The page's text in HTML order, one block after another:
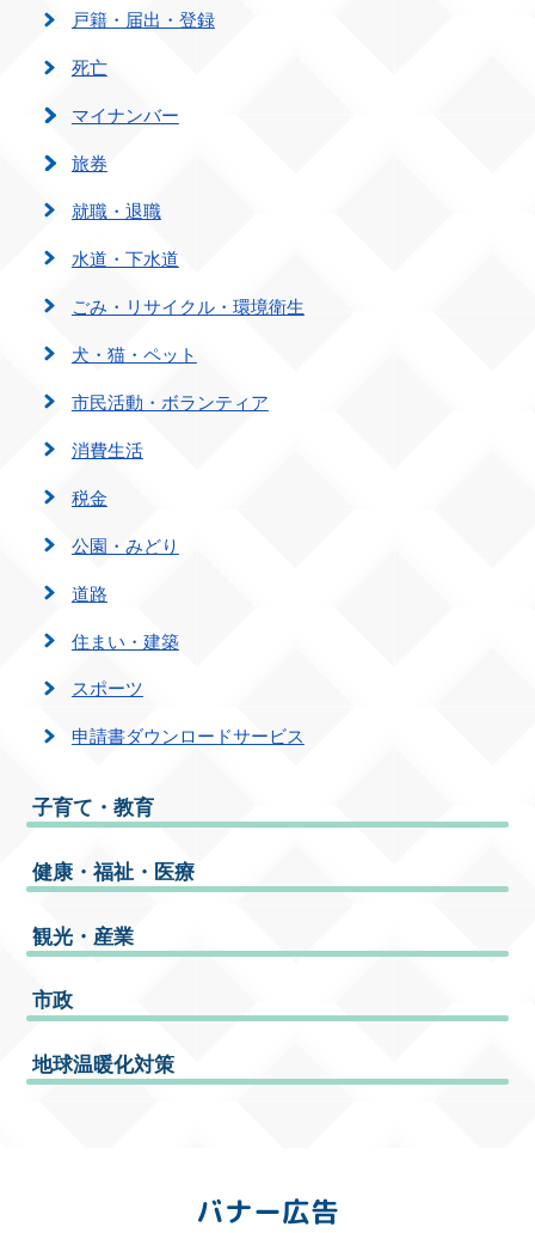
戸籍・届出・登録
死亡
マイナンバー
旅券
就職・退職
水道・下水道
ごみ・リサイクル・環境衛生
犬・猫・ペット
市民活動・ボランティア
消費生活
税金
公園・みどり
道路
住まい・建築
スポーツ
申請書ダウンロードサービス
子育て・教育
健康・福祉・医療
観光・産業
市政
地球温暖化対策
バナー広告